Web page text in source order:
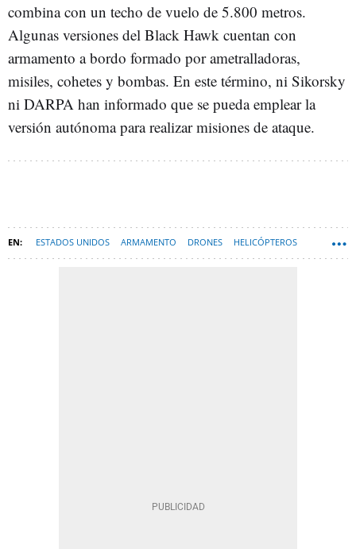
combina con un techo de vuelo de 5.800 metros.
Algunas versiones del Black Hawk cuentan con
armamento a bordo formado por ametralladoras,
misiles, cohetes y bombas. En este término, ni Sikorsky
ni DARPA han informado que se pueda emplear la
versión autónoma para realizar misiones de ataque.
ESTADOS UNIDOS ARMAMENTO DRONES HELICÓPTEROS